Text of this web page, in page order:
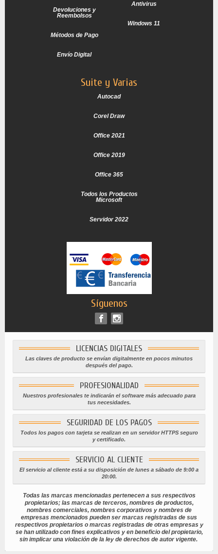
Devoluciones y
Reembolsos
Métodos de Pago
Envío Digital
Antivirus
Windows 11
Suite y Varias
Autocad
Corel Draw
Office 2021
Office 2019
Office 365
Todos los Productos
Microsoft
Servidor 2022
Síguenos
LICENCIAS DIGITALES
Las claves de producto se envían digitalmente en pocos minutos
después del pago.
PROFESIONALIDAD
Nuestros profesionales te indicarán el software más adecuado para
tus necesidades.
SEGURIDAD DE LOS PAGOS
Todos los pagos con tarjeta se realizan en un servidor HTTPS seguro
y certificado.
SERVICIO AL CLIENTE
El servicio al cliente está a su disposición de lunes a sábado de 9:00 a
20:00.
Todas las marcas mencionadas pertenecen a sus respectivos
propietarios; las marcas de terceros, nombres de productos,
nombres comerciales, nombres corporativos y nombres de
empresas mencionados pueden ser marcas registradas de sus
respectivos propietarios o marcas registradas de otras empresas y
se han utilizado con fines explicativos y en beneficio del propietario,
sin implicar una violación de la ley de derechos de autor vigente.